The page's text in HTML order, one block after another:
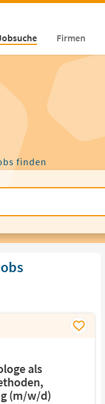
Firmen
finden
als
(m/w/d)